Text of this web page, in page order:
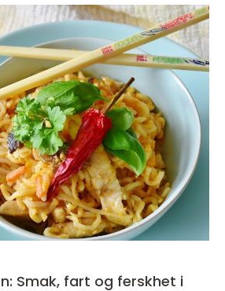
Smak, fart og ferskhet i